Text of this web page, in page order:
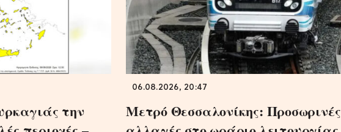
την
06.08.2026, 20:47
Μετρό Θεσσαλονίκης: Προσωρινές